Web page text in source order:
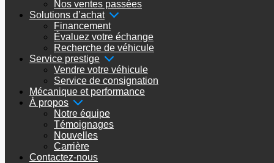
Nos ventes passées
Solutions d’achat
Financement
Évaluez votre échange
Recherche de véhicule
Service prestige
Vendre votre véhicule
Service de consignation
Mécanique et performance
À propos
Notre équipe
Témoignages
Nouvelles
Carrière
Contactez-nous